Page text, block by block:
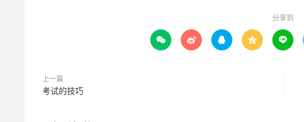
分享到
    
上一篇
考试的技巧